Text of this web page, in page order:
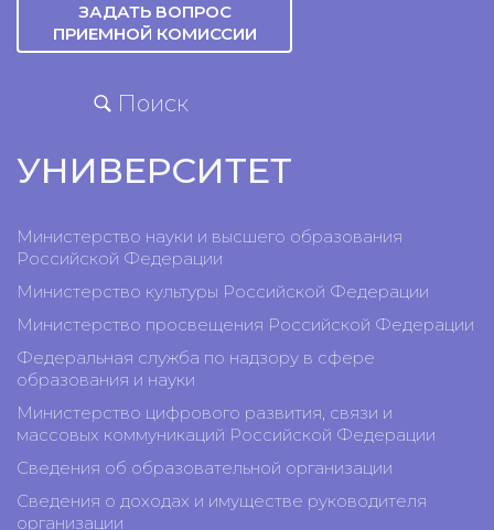
ЗАДАТЬ ВОПРОС
ПРИЕМНОЙ КОМИССИИ
Поиск
УНИВЕРСИТЕТ
Министерство науки и высшего образования
Российской Федерации
Министерство культуры Российской Федерации
Министерство просвещения Российской Федерации
Федеральная служба по надзору в сфере
образования и науки
Министерство цифрового развития, связи и
массовых коммуникаций Российской Федерации
Сведения об образовательной организации
Сведения о доходах и имуществе руководителя
организации